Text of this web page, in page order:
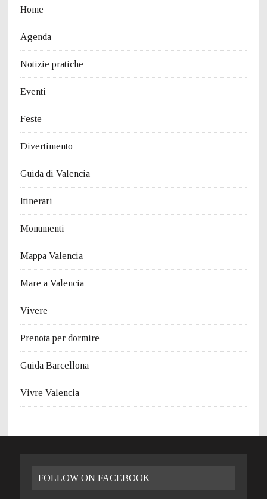
Home
Agenda
Notizie pratiche
Eventi
Feste
Divertimento
Guida di Valencia
Itinerari
Monumenti
Mappa Valencia
Mare a Valencia
Vivere
Prenota per dormire
Guida Barcellona
Vivre Valencia
FOLLOW ON FACEBOOK